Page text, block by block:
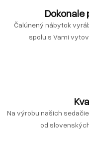
Dokonale
Čalúnený nábytok
spolu s Vami
Na výrobu našich
od